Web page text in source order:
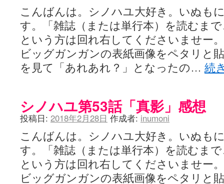
こんばんは。シノハユ大好き。いぬも
す。「雑誌（または単行本）を読むま
という方は回れ右してくださいませー
ビッグガンガンの表紙画像をペタリと
を見て「あれあれ？」となったの… 続
シノハユ第53話「真影」感想
投稿日: 2018年2月28日 作成者: inumoni
こんばんは。シノハユ大好き。いぬも
す。「雑誌（または単行本）を読むま
という方は回れ右してくださいませー
ビッグガンガンの表紙画像をペタリと